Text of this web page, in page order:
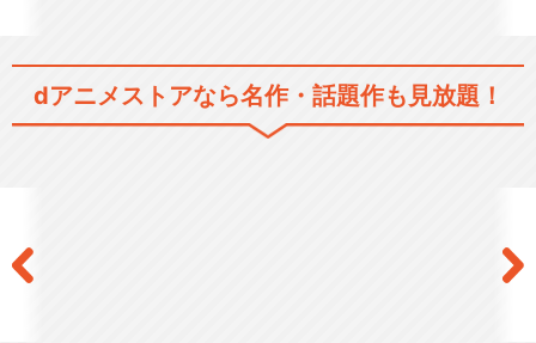
こちら葛飾区亀有公園前派出
所 最も危険なサバイ…
dアニメストアなら名作・話題作も見放題！